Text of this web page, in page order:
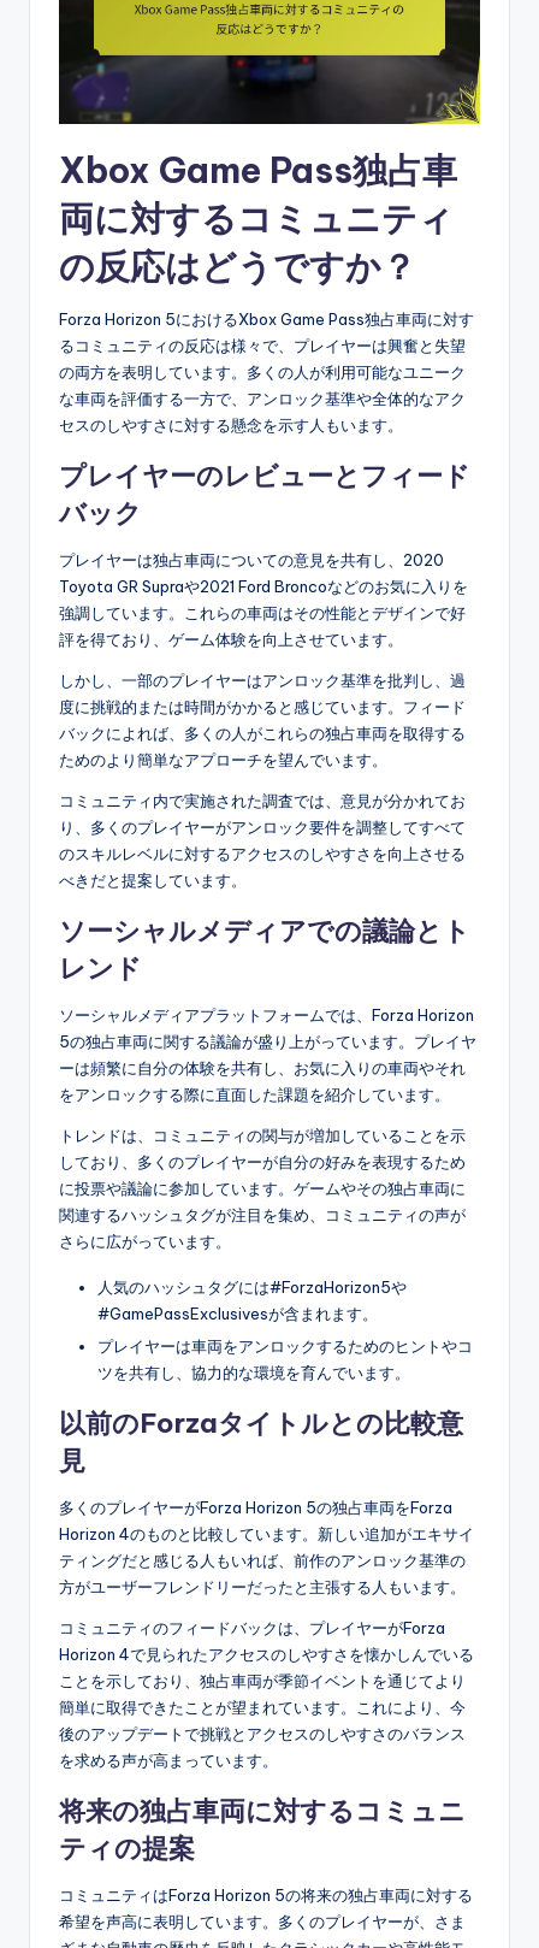
Xbox Game Pass独占車
両に対するコミュニティ
の反応はどうですか？
Forza Horizon 5におけるXbox Game Pass独占車両に対す
るコミュニティの反応は様々で、プレイヤーは興奮と失望
の両方を表明しています。多くの人が利用可能なユニーク
な車両を評価する一方で、アンロック基準や全体的なアク
セスのしやすさに対する懸念を示す人もいます。
プレイヤーのレビューとフィード
バック
プレイヤーは独占車両についての意見を共有し、2020
Toyota GR Supraや2021 Ford Broncoなどのお気に入りを
強調しています。これらの車両はその性能とデザインで好
評を得ており、ゲーム体験を向上させています。
しかし、一部のプレイヤーはアンロック基準を批判し、過
度に挑戦的または時間がかかると感じています。フィード
バックによれば、多くの人がこれらの独占車両を取得する
ためのより簡単なアプローチを望んでいます。
コミュニティ内で実施された調査では、意見が分かれてお
り、多くのプレイヤーがアンロック要件を調整してすべて
のスキルレベルに対するアクセスのしやすさを向上させる
べきだと提案しています。
ソーシャルメディアでの議論とト
レンド
ソーシャルメディアプラットフォームでは、Forza Horizon
5の独占車両に関する議論が盛り上がっています。プレイヤ
ーは頻繁に自分の体験を共有し、お気に入りの車両やそれ
をアンロックする際に直面した課題を紹介しています。
トレンドは、コミュニティの関与が増加していることを示
しており、多くのプレイヤーが自分の好みを表現するため
に投票や議論に参加しています。ゲームやその独占車両に
関連するハッシュタグが注目を集め、コミュニティの声が
さらに広がっています。
人気のハッシュタグには#ForzaHorizon5や
#GamePassExclusivesが含まれます。
プレイヤーは車両をアンロックするためのヒントやコ
ツを共有し、協力的な環境を育んでいます。
以前のForzaタイトルとの比較意
見
多くのプレイヤーがForza Horizon 5の独占車両をForza
Horizon 4のものと比較しています。新しい追加がエキサイ
ティングだと感じる人もいれば、前作のアンロック基準の
方がユーザーフレンドリーだったと主張する人もいます。
コミュニティのフィードバックは、プレイヤーがForza
Horizon 4で見られたアクセスのしやすさを懐かしんでいる
ことを示しており、独占車両が季節イベントを通じてより
簡単に取得できたことが望まれています。これにより、今
後のアップデートで挑戦とアクセスのしやすさのバランス
を求める声が高まっています。
将来の独占車両に対するコミュニ
ティの提案
コミュニティはForza Horizon 5の将来の独占車両に対する
希望を声高に表明しています。多くのプレイヤーが、さま